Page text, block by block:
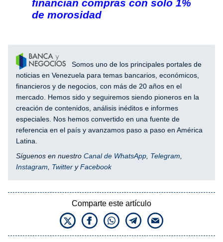
financian compras con solo 1%
de morosidad
Somos uno de los principales portales de
noticias en Venezuela para temas bancarios, económicos,
financieros y de negocios, con más de 20 años en el
mercado. Hemos sido y seguiremos siendo pioneros en la
creación de contenidos, análisis inéditos e informes
especiales. Nos hemos convertido en una fuente de
referencia en el país y avanzamos paso a paso en América
Latina.
Síguenos en nuestro Canal de WhatsApp Telegram
Instagram
Twitter yFacebook
Comparte este artículo